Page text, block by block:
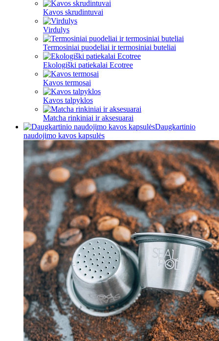
Kavos skrudintuvai
Virdulys
Termosiniai puodeliai ir termosiniai buteliai
Ekologiški patiekalai Ecotree
Kavos termosai
Kavos talpyklos
Matcha rinkiniai ir aksesuarai
Daugkartinio
naudojimo kavos kapsulės